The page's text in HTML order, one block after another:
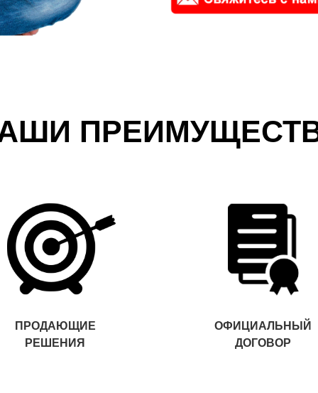
ПРОДАЮЩИЕ
РЕШЕНИЯ
ОФИЦИАЛЬНЫЙ
ДОГОВОР